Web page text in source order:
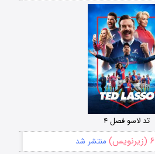
تد لاسو فصل ۴
۶ (زیرنویس) منتشر شد